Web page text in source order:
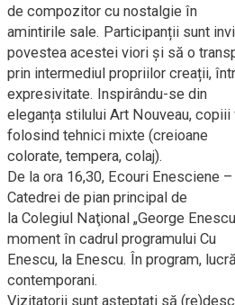
de compozitor cu nostalgie în
amintirile sale. Participanții sunt
povestea acestei viori și să o
prin intermediul propriilor creații,
expresivitate. Inspirându-se din
eleganța stilului Art Nouveau,
folosind tehnici mixte (creioane
colorate, tempera, colaj).
De la ora 16,30, Ecouri Enesciene
Catedrei de pian principal de
la Colegiul Naţional „George
moment în cadrul programului Cu
Enescu, la Enescu. În program,
contemporani.
Vizitatorii sunt așteptați să